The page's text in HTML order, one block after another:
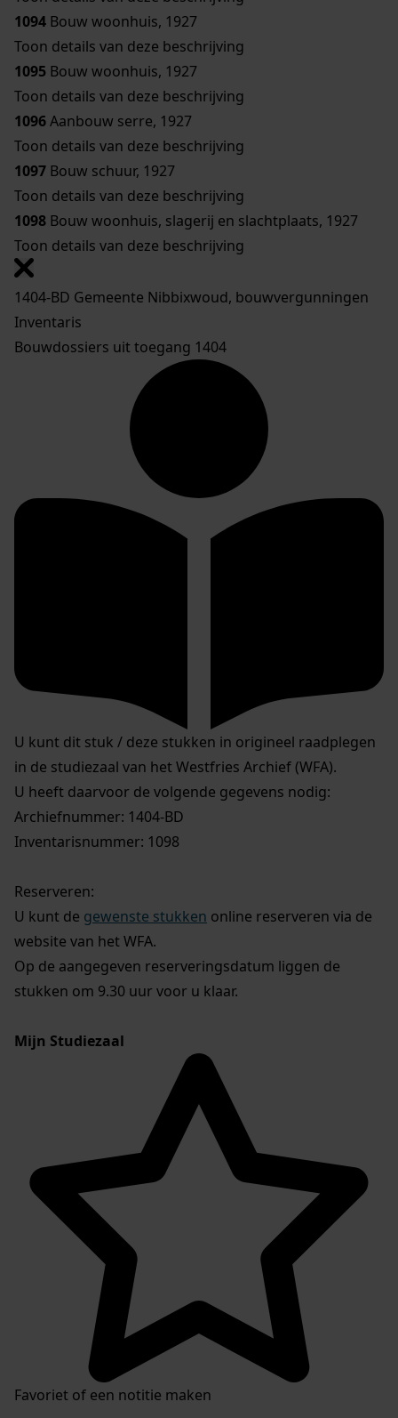
1094 Bouw woonhuis, 1927
Toon details van deze beschrijving
1095 Bouw woonhuis, 1927
Toon details van deze beschrijving
1096Aanbouw serre, 1927
Toon details van deze beschrijving
1097 Bouw schuur, 1927
Toon details van deze beschrijving
1098 Bouw woonhuis, slagerij en slachtplaats, 1927
Toon details van deze beschrijving
1404-BD Gemeente Nibbixwoud, bouwvergunningen
Inventaris
Bouwdossiers uit toegang 1404
U kunt dit stuk / deze stukken in origineel raadplegen
in de studiezaal van het Westfries Archief (WFA).
U heeft daarvoor de volgende gegevens nodig:
Archiefnummer: 1404-BD
Inventarisnummer: 1098
Reserveren:
U kunt de gewenste stukken online reserveren via de
website van het WFA.
Op de aangegeven reserveringsdatum liggen de
stukken om 9.30 uur voor u klaar.
Mijn Studiezaal
Favoriet of een notitie maken